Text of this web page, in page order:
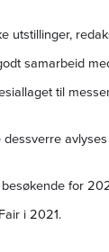
utstillinger,
samarbeid
til
for
i 2021.